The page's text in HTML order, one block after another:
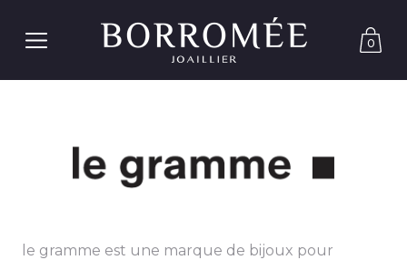
0
le gramme est une marque de bijoux pour